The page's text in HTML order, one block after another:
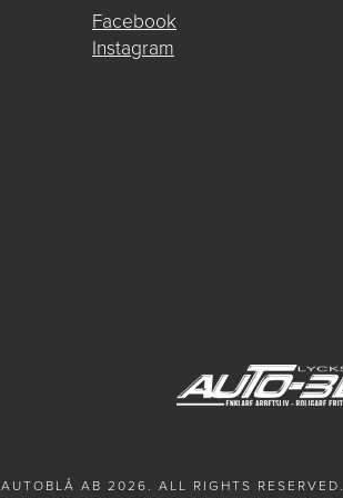
Facebook
Instagram
AUTOBLÅ AB 2026. ALL RIGHTS RESERVED.